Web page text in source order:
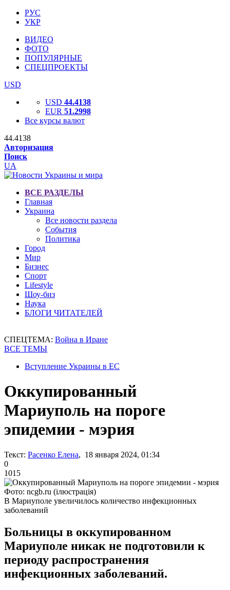
РУС
УКР
ВИДЕО
ФОТО
ПОПУЛЯРНЫЕ
СПЕЦПРОЕКТЫ
USD
USD 44.4138
EUR 51.2998
Все курсы валют
44.4138
Авторизация
Поиск
UA
ВСЕ РАЗДЕЛЫ
Главная
Украина
Все новости раздела
События
Политика
Город
Мир
Бизнес
Спорт
Lifestyle
Шоу-биз
Наука
БЛОГИ ЧИТАТЕЛЕЙ
СПЕЦТЕМА: Война в Иране
ВСЕ ТЕМЫ
Вступление Украины в ЕС
Оккупированный
Мариуполь на пороге
эпидемии - мэрия
Текст: Расенко Елена, 18 января 2024, 01:34
0
1015
Фото: ncgb.ru (ілюстрація)
В Мариуполе увеличилось количество инфекционных
заболеваний
Больницы в оккупированном
Мариуполе никак не подготовили к
периоду распространения
инфекционных заболеваний.